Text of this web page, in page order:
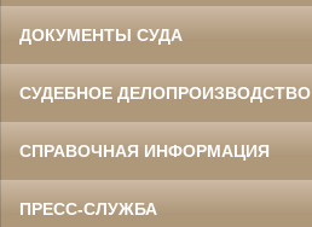
ДОКУМЕНТЫ СУДА
СУДЕБНОЕ ДЕЛОПРОИЗВОДСТВО
СПРАВОЧНАЯ ИНФОРМАЦИЯ
ПРЕСС-СЛУЖБА